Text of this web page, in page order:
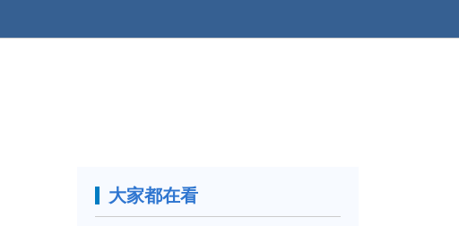
大家都在看